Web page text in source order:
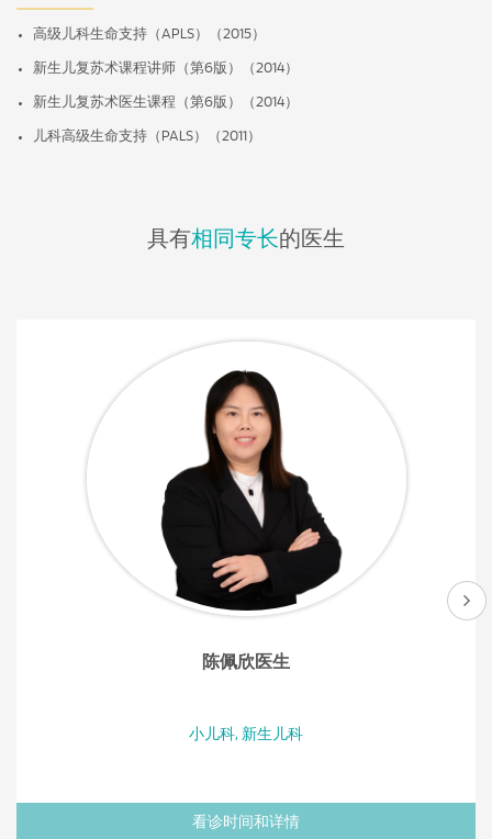
高级儿科生命支持（APLS）（2015）
新生儿复苏术课程讲师（第6版）（2014）
新生儿复苏术医生课程（第6版）（2014）
儿科高级生命支持（PALS）（2011）
具有相同专长的医生
陈佩欣医生
小儿科, 新生儿科
看诊时间和详情